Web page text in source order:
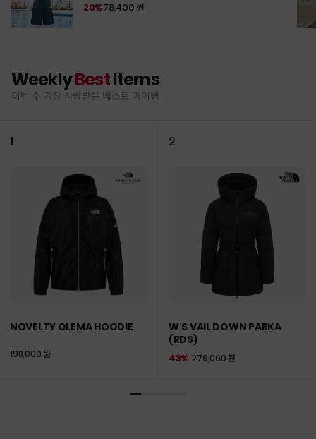
78,400 원
20%
WeeklyBestItems
이번 주 가장 사랑받은 베스트 아이템
1
NOVELTY OLEMA HOODIE
198,000 원
2
W'S VAIL DOWN PARKA
(RDS)
279,000 원
43%